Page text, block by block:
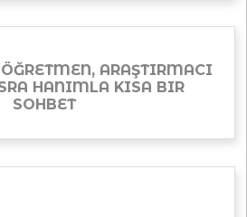
ARAŞTIRMACI
HANIMLA KISA BIR
SOHBET